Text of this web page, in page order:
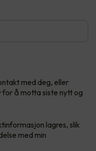
med deg, eller
for å motta siste nytt og
lagres, slik
med min